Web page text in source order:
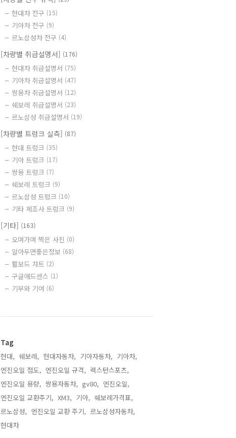
현대차 전구 (15)
기아차 전구 (9)
르노삼성차 전구 (4)
[차량별 취급설명서] (176)
현대차 취급설명서 (75)
기아차 취급설명서 (47)
쌍용차 취급설명서 (12)
쉐보레 취급설명서 (23)
르노삼성 취급설명서 (19)
[차량별 트렁크 실측] (87)
현대 트렁크 (35)
기아 트렁크 (17)
쌍용 트렁크 (7)
쉐보레 트렁크 (9)
르노삼성 트렁크 (10)
기타 제조사 트렁크 (9)
[기타] (163)
오며가며 찍은 사진 (0)
알아두면좋은정보 (68)
쀨보드 챠트 (2)
구글애드센스 (1)
기부와 기여 (6)
Tag
현대, 쉐보레, 현대자동차, 기아자동차, 기아차,
엔진오일 점도, 엔진오일 규격, 렉스턴스포츠,
엔진오일 용량, 쌍용자동차, gv80, 엔진오일,
엔진오일 교환주기, XM3, 기아, 쉐보레가격표,
르노삼성, 엔진오일 교환 주기, 르노삼성자동차,
현대차,